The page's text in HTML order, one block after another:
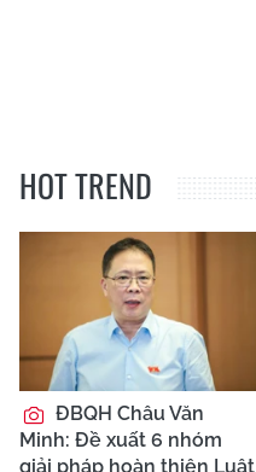
HOT TREND
ĐBQH Châu Văn
Minh: Đề xuất 6 nhóm
giải pháp hoàn thiện Luật